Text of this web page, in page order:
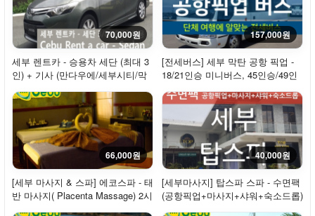
70,000원
세부 렌트카 - 승용차 세단 (최대 3
인) + 기사 (만다우에/세부시티/막
탄 이용...
157,000원
[전세버스] 세부 막탄 공항 픽업 -
18/21인승 미니버스, 45인승/49인
승
66,000원
[세부 마사지 & 스파] 에코스파 - 태
반 마사지( Placenta Massage) 2시
간 - $60
40,000원
[세부마사지] 탑스파 스파 - 수면팩
(공항픽업+마사지+샤워+숙소드롭)
60분/90...